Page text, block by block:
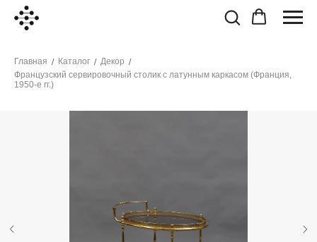
Главная / Каталог / Декор /
Французский сервировочный столик с латунным каркасом (Франция,
1950-е гг.)